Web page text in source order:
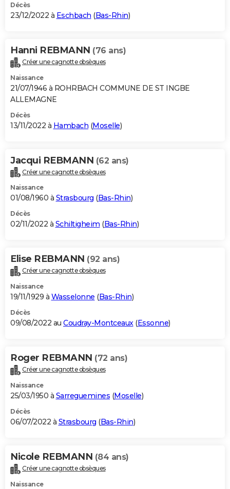
Décès
23/12/2022 à Eschbach (Bas-Rhin)
Hanni REBMANN (76 ans)
Créer une cagnotte obsèques
Naissance
21/07/1946 à ROHRBACH COMMUNE DE ST INGBE
ALLEMAGNE
Décès
13/11/2022 à Hambach (Moselle)
Jacqui REBMANN (62 ans)
Créer une cagnotte obsèques
Naissance
01/08/1960 à Strasbourg (Bas-Rhin)
Décès
02/11/2022 à Schiltigheim (Bas-Rhin)
Elise REBMANN (92 ans)
Créer une cagnotte obsèques
Naissance
19/11/1929 à Wasselonne (Bas-Rhin)
Décès
09/08/2022 au Coudray-Montceaux(Essonne)
Roger REBMANN (72 ans)
Créer une cagnotte obsèques
Naissance
25/03/1950 à Sarreguemines (Moselle)
Décès
06/07/2022 à Strasbourg (Bas-Rhin)
Nicole REBMANN (84 ans)
Créer une cagnotte obsèques
Naissance